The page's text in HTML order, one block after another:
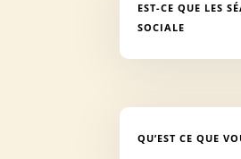
EST-CE QUE LES
SOCIALE
QU’EST CE QUE